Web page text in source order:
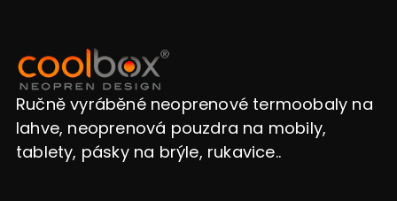
Ručně vyráběné neoprenové termoobaly na
lahve, neoprenová pouzdra na mobily,
tablety, pásky na brýle, rukavice..